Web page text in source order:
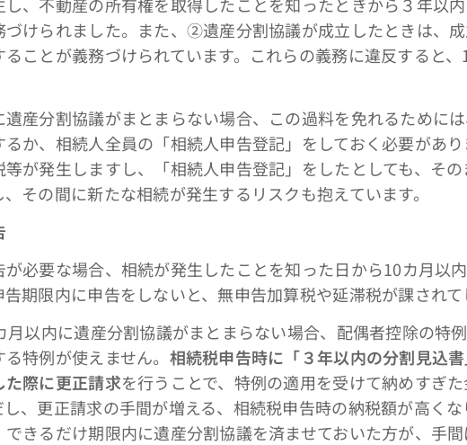
づけられました。また、②遺産分割協議が成立したときは、
ことが義務づけられています。これらの義務に違反すると
分割協議がまとまらない場合、この過料を免れるために
るか、相続人全員の「相続人申告登記」をしておく必要があ
等が発生しますし、「相続人申告登記」をしたとしても、そ
その間に新たな相続が発生するリスクも抱えています。
要な場合、相続が発生したことを知った日から10カ月以
期限内に申告をしないと、無申告加算税や延滞税が課されて
内に遺産分割協議がまとまらない場合、配偶者控除の特
特例が使えません。 相続税申告時に「３年以内の分割見込
た際に更正請求を行うことで、特例の適用を受けて納めすぎ
、更正請求の手間が増える、相続税申告時の納税額が高く
きるだけ期限内に遺産分割協議を済ませておいた方が、手間